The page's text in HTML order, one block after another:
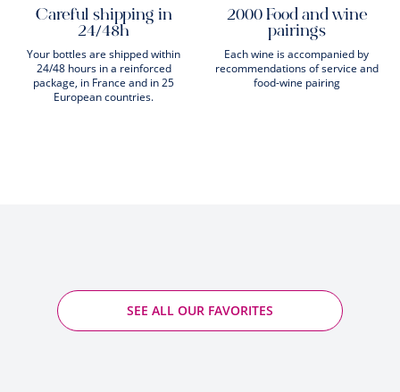
Careful shipping in
24/48h
Your bottles are shipped within
24/48 hours in a reinforced
package, in France and in 25
European countries.
2000 Food and wine
pairings
Each wine is accompanied by
recommendations of service and
food-wine pairing
SEE ALL OUR FAVORITES